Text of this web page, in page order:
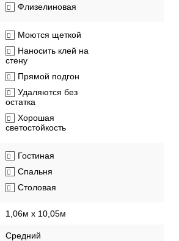
Флизелиновая
Моются щеткой
Наносить клей на
стену
Прямой подгон
Удаляются без
остатка
Хорошая
светостойкость
Гостиная
Спальня
Столовая
1,06м х 10,05м
Средний